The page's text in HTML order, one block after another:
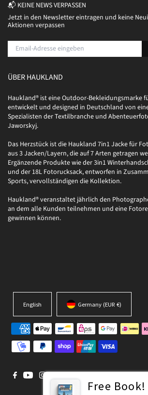
📬 KEINE NEWS VERPASSEN
Jetzt in den Newsletter eintragen und keine
Aktionen verpassen
ÜBER HAUKLAND
Haukland® ist eine Outdoor-Bekleidungsmarke
entwickelt und designed in Deutschland von
Spezialisten der Textilbranche und
Jaworskyj.
Das Herzstück ist die Haukland 7in1 Jacke für
aus 3 Jacken/Layern, die auf 7 Arten getragen
Ergänzende Produkte wie der 3in1
und der 18L Fotorucksack, entworfen in
Sports, vervollständigen die Kollektion.
Haukland® veranstaltet jährlich den
an dem alle Kunden teilnehmen und eine
gewinnen können.
English Germany (EUR €)
Free Book!